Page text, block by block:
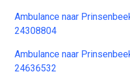
Ambulance naar
24308804
Ambulance naar
24636532